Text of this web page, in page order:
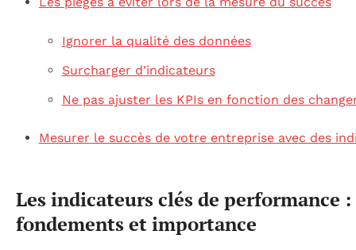
Ignorer la qualité des données
Surcharger d’indicateurs
Ne pas ajuster les KPIs en fonction des
Mesurer le succès de votre entreprise avec des
Les indicateurs clés de performance :
fondements et importance